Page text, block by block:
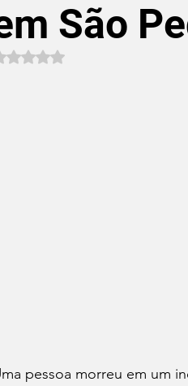
São
Avaliado com NaN de 5
pessoa morreu em um